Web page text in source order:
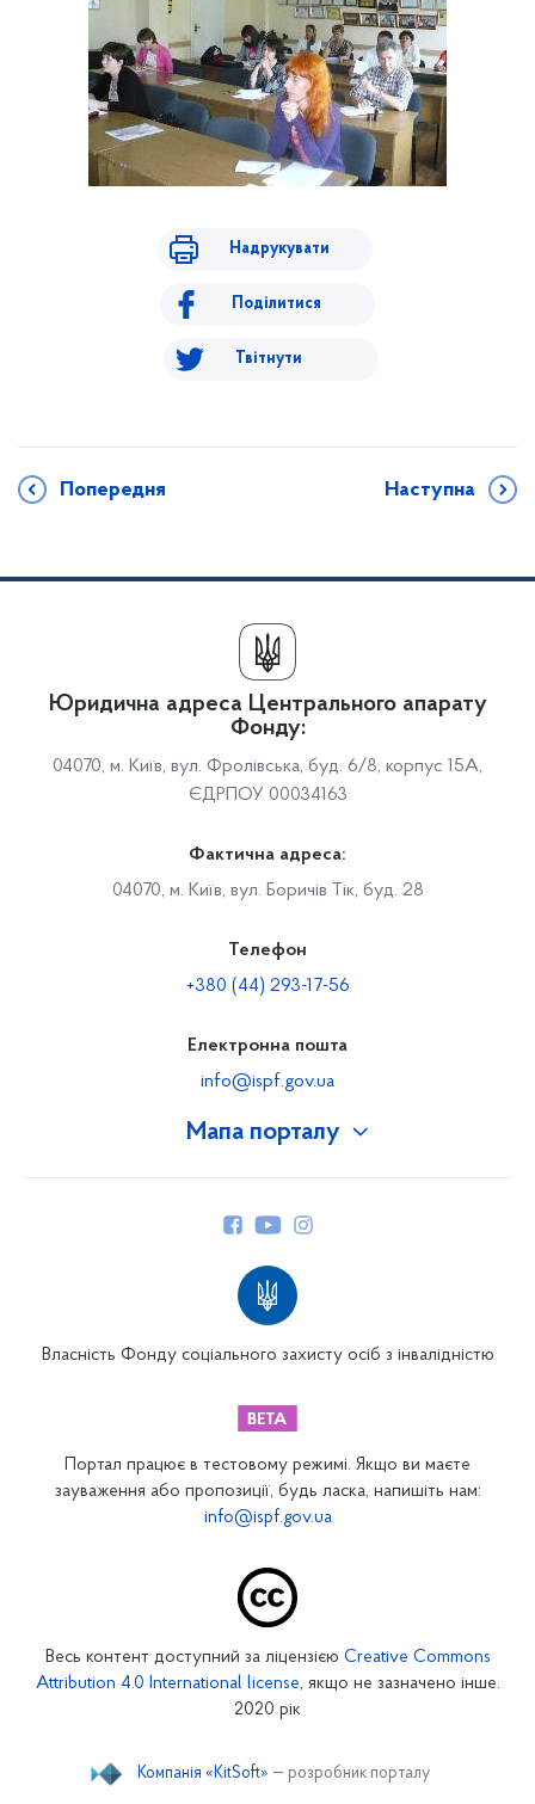
Надрукувати
Поділитися
Твітнути
Попередня Наступна
Мапа порталу
Закарпатське відділення
Запорізьке відділення
Кіровоградське відділення
Миколаївське відділення
Юридична адреса Центрального апарату
Фонду:
04070, м. Київ, вул. Фролівська, буд. 6/8, корпус 15А,
ЄДРПОУ 00034163
Фактична адреса:
04070, м. Київ, вул. Боричів Тік, буд. 28
Телефон
+380 (44) 293-17-56
Електронна пошта
info@ispf.gov.ua
Власність Фонду соціального захисту осіб з інвалідністю
Портал працює в тестовому режимі. Якщо ви маєте
зауваження або пропозиції, будь ласка, напишіть нам:
info@ispf.gov.ua
Весь контент доступний за ліцензією Creative Commons
Attribution 4.0 International license, якщо не зазначено інше.
2020 рік
Компанія «KitSoft» — розробник порталу